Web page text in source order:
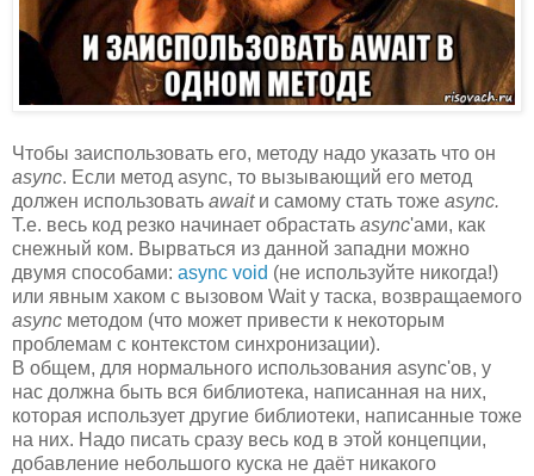
Чтобы заиспользовать его, методу надо указать что он
async. Если метод async, то вызывающий его метод
должен использовать awaitи самому стать тоже async.
Т.е. весь код резко начинает обрастать async'ами, как
снежный ком. Вырваться из данной западни можно
двумя способами: async void (не используйте никогда!)
или явным хаком с вызовом Wait у таска, возвращаемого
async методом (что может привести к некоторым
проблемам с контекстом синхронизации).
В общем, для нормального использования async'ов, у
нас должна быть вся библиотека, написанная на них,
которая использует другие библиотеки, написанные тоже
на них. Надо писать сразу весь код в этой концепции,
добавление небольшого куска не даёт никакого